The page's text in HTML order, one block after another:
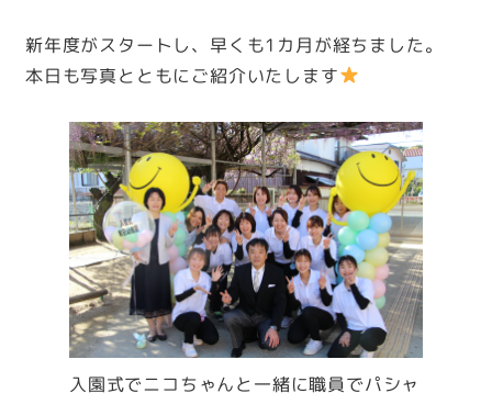
新年度がスタートし、早くも1カ月が経ちました。
本日も写真とともにご紹介いたします
入園式でニコちゃんと一緒に職員でパシャ